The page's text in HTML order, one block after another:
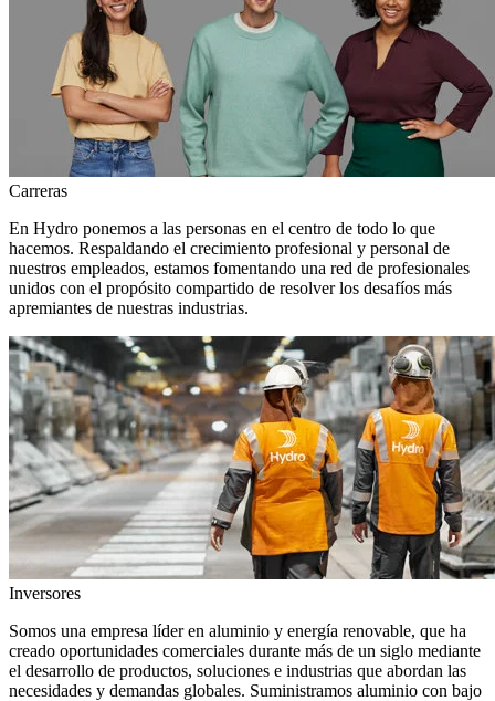
Carreras
En Hydro ponemos a las personas en el centro de todo lo que
hacemos. Respaldando el crecimiento profesional y personal de
nuestros empleados, estamos fomentando una red de profesionales
unidos con el propósito compartido de resolver los desafíos más
apremiantes de nuestras industrias.
Inversores
Somos una empresa líder en aluminio y energía renovable, que ha
creado oportunidades comerciales durante más de un siglo mediante
el desarrollo de productos, soluciones e industrias que abordan las
necesidades y demandas globales. Suministramos aluminio con bajo